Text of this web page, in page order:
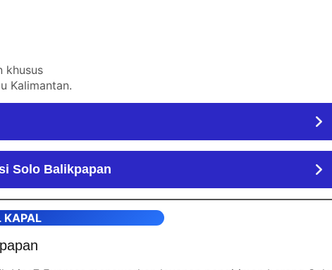
khusus
Kalimantan.
Solo Balikpapan
KAPAL